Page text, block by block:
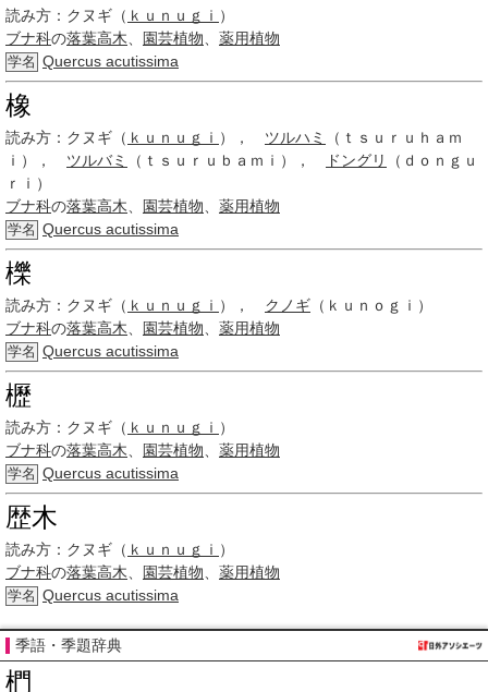
読み方： クヌギ（ ｋｕｎｕｇｉ ）
ブナ科の落葉高木 園芸植物 薬用植物
学名 Quercus acutissima
橡
読み方： クヌギ（ ｋｕｎｕｇｉ ）， ツルハミ
（ｔｓｕｒｕｈａｍ
ｉ）， ツルバミ （ｔｓｕｒｕｂａｍｉ）， ドングリ
（ｄｏｎｇｕ
ｒｉ）
ブナ科の落葉高木 園芸植物 薬用植物
学名 Quercus acutissima
櫟
読み方： クヌギ（ ｋｕｎｕｇｉ ）， クノギ （ｋｕｎｏｇｉ）
ブナ科の落葉高木 園芸植物 薬用植物
学名 Quercus acutissima
櫪
読み方： クヌギ（ ｋｕｎｕｇｉ ）
ブナ科の落葉高木 園芸植物 薬用植物
学名 Quercus acutissima
歴木
読み方： クヌギ（ ｋｕｎｕｇｉ ）
ブナ科の落葉高木 園芸植物 薬用植物
学名 Quercus acutissima
季語・季題辞典
椚